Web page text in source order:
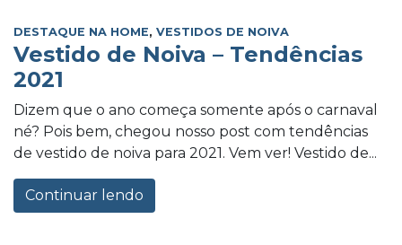
DESTAQUE NA HOME, VESTIDOS DE NOIVA
Vestido de Noiva – Tendências
2021
Dizem que o ano começa somente após o carnaval
né? Pois bem, chegou nosso post com tendências
de vestido de noiva para 2021. Vem ver! Vestido de...
Continuar lendo